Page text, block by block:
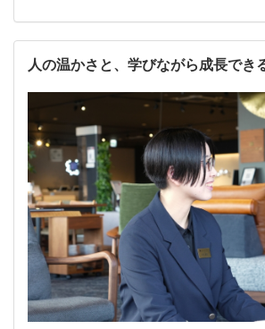
人の温かさと、学びながら成長でき